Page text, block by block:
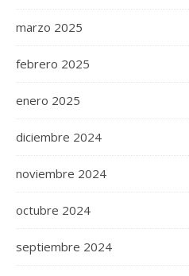
marzo 2025
febrero 2025
enero 2025
diciembre 2024
noviembre 2024
octubre 2024
septiembre 2024